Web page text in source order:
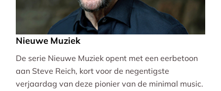
Nieuwe Muziek
De serie Nieuwe Muziek opent met een eerbetoon
aan Steve Reich, kort voor de negentigste
verjaardag van deze pionier van de minimal music.